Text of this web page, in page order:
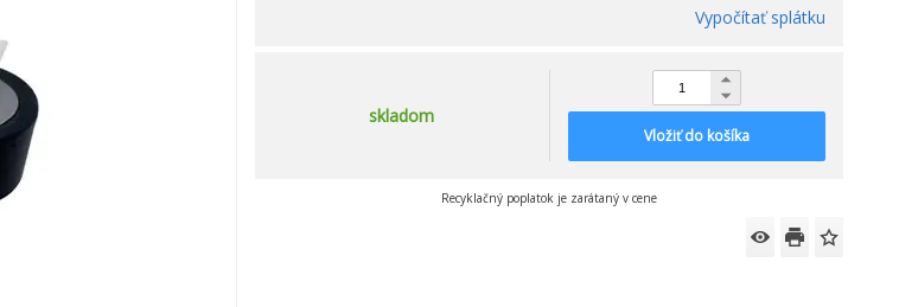
Vypočítať splátku
skladom
Vložiť do košíka
Recyklačný poplatok je zarátaný v cene